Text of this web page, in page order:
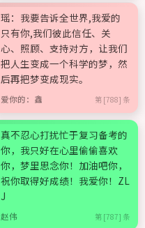
瑶：我要告诉全世界,我爱的
只有你,我们彼此信任、关
心、照顾、支持对方，让我们
把人生变成一个科学的梦，然
后再把梦变成现实。
爱你的：鑫 第 [788] 条
真不忍心打扰忙于复习备考的
你，我只好在心里偷偷喜欢
你，梦里思念你！加油吧你，
祝你取得好成绩！我爱你！ZL
J
赵伟 第 [787] 条